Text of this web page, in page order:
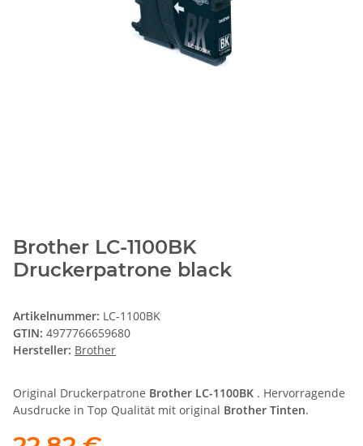
Brother LC-1100BK
Druckerpatrone black
Artikelnummer: LC-1100BK
GTIN: 4977766659680
Hersteller: Brother
Original Druckerpatrone Brother LC-1100BK . Hervorragende
Ausdrucke in Top Qualität mit original Brother Tinten.